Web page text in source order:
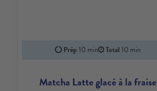
Prép 10 min Total 10 min
Matcha Latte glacé à la fraise